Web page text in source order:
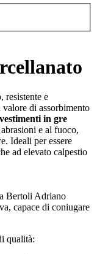
resistente e
di assorbimento
in gre
e al fuoco,
Ideali per essere
ad elevato calpestio
Bertoli Adriano
capace di coniugare
qualità: